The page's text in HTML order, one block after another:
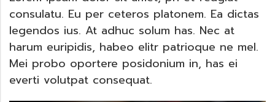
consulatu. Eu per ceteros platonem. Ea dictas
legendos ius. At adhuc solum has. Nec at
harum euripidis, habeo elitr patrioque ne mel.
Mei probo oportere posidonium in, has ei
everti volutpat consequat.